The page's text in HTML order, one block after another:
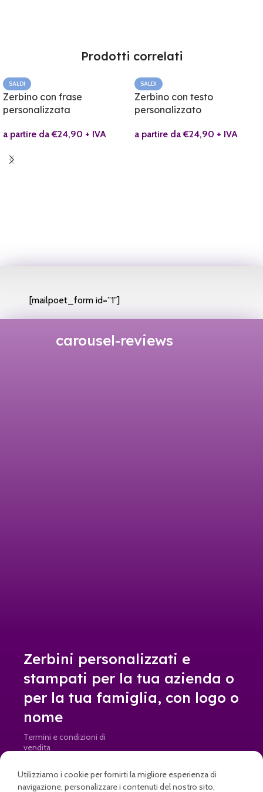
Prodotti correlati
SALDI
Zerbino con frase
personalizzata
a partire da€24,90 + IVA
SALDI
Zerbino con testo
personalizzato
a partire da€24,90 + IVA
[mailpoet_form id=”1″]
carousel-reviews
Zerbini personalizzati e
stampati per la tua azienda o
per la tua famiglia, con logo o
nome
Termini e condizioni di
vendita
Utilizziamo i cookie per fornirti la migliore esperienza di
navigazione, personalizzare i contenuti del nostro sito,